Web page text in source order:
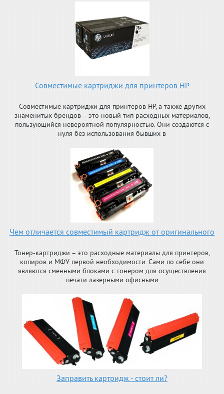
Совместимые картриджи для принтеров HP
Совместимые картриджи для принтеров HP, а также других
знаменитых брендов – это новый тип расходных материалов,
пользующийся невероятной популярностью. Они создаются с
нуля без использования бывших в
Чем отличается совместимый картридж от оригинального
Тонер-картриджи – это расходные материалы для принтеров,
копиров и МФУ первой необходимости. Сами по себе они
являются сменными блоками с тонером для осуществления
печати лазерными офисными
Заправить картридж - стоит ли?